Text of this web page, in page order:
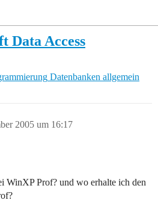
Data Access
Datenbanken allgemein
2005 um 16:17
WinXP Prof? und wo erhalte ich den